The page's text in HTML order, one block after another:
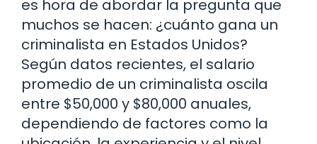
es hora de abordar la pregunta que
muchos se hacen: ¿cuánto gana un
criminalista en Estados Unidos?
Según datos recientes, el salario
promedio de un criminalista oscila
entre $50,000 y $80,000 anuales,
dependiendo de factores como la